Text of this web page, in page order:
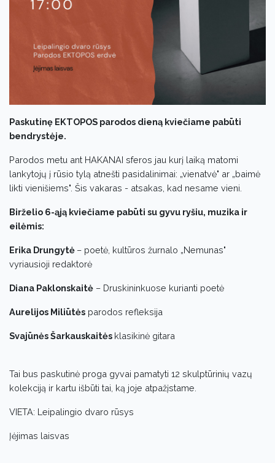
Paskutinę EKTOPOS parodos dieną kviečiame pabūti
bendrystėje.
Parodos metu ant HAKANAI sferos jau kurį laiką matomi
lankytojų į rūsio tylą atnešti pasidalinimai: „vienatvė" ar „baimė
likti vienišiems". Šis vakaras - atsakas, kad nesame vieni.
Birželio 6-ąją kviečiame pabūti su gyvu ryšiu, muzika ir
eilėmis:
Erika Drungytė – poetė, kultūros žurnalo „Nemunas"
vyriausioji redaktorė
Diana Paklonskaitė – Druskininkuose kurianti poetė
Aurelijos Miliūtės parodos refleksija
Svajūnės Šarkauskaitės klasikinė gitara
Tai bus paskutinė proga gyvai pamatyti 12 skulptūrinių vazų
kolekciją ir kartu išbūti tai, ką joje atpažįstame.
VIETA: Leipalingio dvaro rūsys
Įėjimas laisvas